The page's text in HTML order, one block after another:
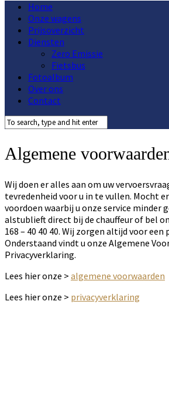
Home
Onze wagens
Prijsoverzicht
Diensten
Zero Emissie
Fietsbus
Fotoalbum
Over ons
Contact
Algemene
Wij doen er alles aan om uw
tevredenheid voor u in te vullen. Mocht
voordoen waarbij u onze service minder
alstublieft direct bij de chauffeur of bel
168 – 40 40 40. Wij zorgen altijd voor een
Onderstaand vindt u onze Algemene
Privacyverklaring.
Lees hier onze > algemene voorwaarden
Lees hier onze > privacyverklaring